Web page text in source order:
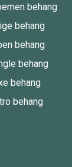
behang
behang
behang
behang
behang
behang